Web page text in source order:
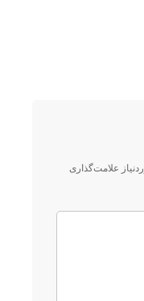
علامت‌گذاری